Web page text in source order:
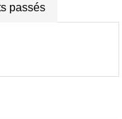
passés